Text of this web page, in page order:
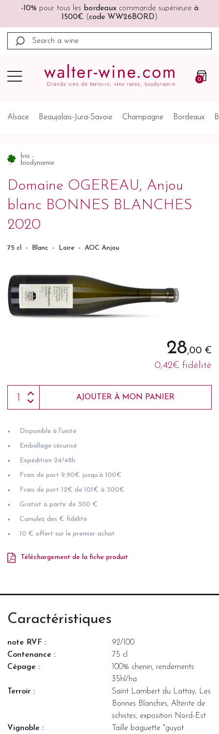
🚚🚚Port offertà partir de 200€ (France, Allemagne,
Belgique, Pays-Bas)
0
Alsace Beaujolais-Jura-Savoie Champagne Bordeaux
bio -
biodynamie
Domaine OGEREAU, Anjou
blanc BONNES BLANCHES
2020
75 cl - Blanc - Loire - AOC Anjou
28,00 €
0,42€ fidélité
AJOUTER À MON PANIER
Disponible à l'unité
Emballage sécurisé
Expédition 24/48h
Frais de port 9,90€ jusqu’à 100€
Frais de port 12€ de 101€ à 300€
Gratuit à partir de 300 €
Cumulez des € fidélité
10 € offert sur le premier achat
Téléchargement de la fiche produit
Caractéristiques
note RVF :
92/100
Contenance :
75 cl
Cépage :
100% chenin, rendements
35hl/ha
Terroir :
Saint Lambert du Lattay, Les
Bonnes Blanches, Altérite de
schistes, exposition Nord-Est
Vignoble :
Taille baguette "guyot